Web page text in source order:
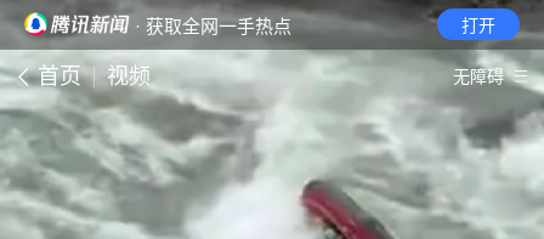
· 获取全网一手热点 打开
首页 视频 无障碍